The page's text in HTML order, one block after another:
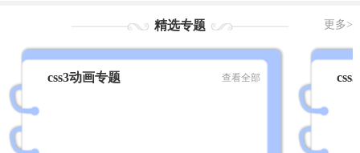
更多>
精选专题
查看全部
css3动画专题